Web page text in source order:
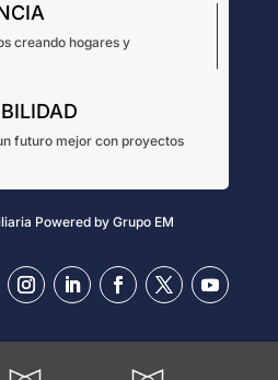
creando hogares y
futuro mejor con proyectos
Powered by Grupo EM